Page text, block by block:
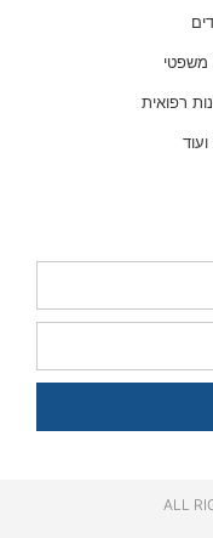
משפטי
רפואית